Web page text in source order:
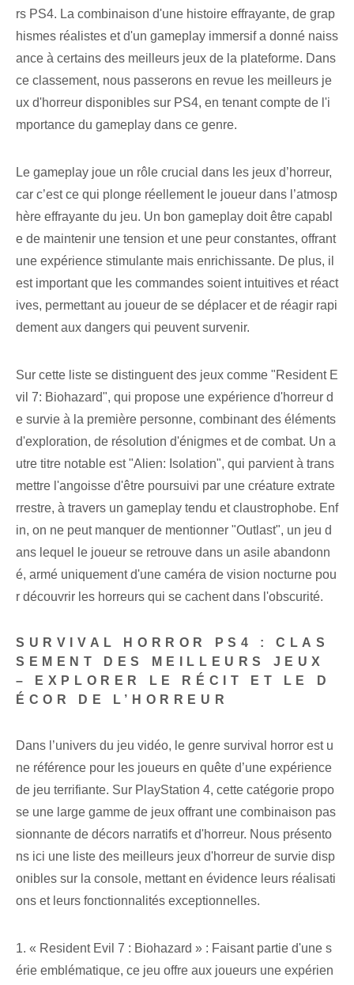
rs PS4. La combinaison d'une histoire effrayante, de grap
hismes réalistes et d'un gameplay immersif a donné naiss
ance à certains des meilleurs jeux de la plateforme. Dans
ce classement, nous passerons en revue les meilleurs je
ux d'horreur disponibles sur PS4, en tenant compte de l'i
mportance du gameplay dans ce genre.
Le gameplay joue un rôle crucial dans les jeux d’horreur,
car c’est ce qui plonge réellement le joueur dans l’atmosp
hère effrayante du jeu. Un bon gameplay doit être capabl
e de maintenir une tension et une peur constantes, offrant
une expérience stimulante mais enrichissante. De plus, il
est important que les commandes soient intuitives et réact
ives, permettant au joueur de se déplacer et de réagir rapi
dement aux dangers qui peuvent survenir.
Sur cette liste se distinguent des jeux comme "Resident E
vil 7: Biohazard", qui propose une expérience d'horreur d
e survie à la première personne, combinant des éléments
d'exploration, de résolution d'énigmes et de combat. Un a
utre titre notable est "Alien: Isolation", qui parvient à trans
mettre l'angoisse d'être poursuivi par une créature extrate
rrestre, à travers un gameplay tendu et claustrophobe. Enf
in, on ne peut manquer de mentionner "Outlast", un jeu d
ans lequel le joueur se retrouve dans un asile abandonn
é, armé uniquement d'une caméra de vision nocturne pou
r découvrir les horreurs qui se cachent dans l'obscurité.
SURVIVAL HORROR PS4 : CLAS
SEMENT DES MEILLEURS JEUX
– EXPLORER LE RÉCIT ET LE D
ÉCOR DE L’HORREUR
Dans l’univers du jeu vidéo, le genre survival horror est u
ne référence pour les joueurs en quête d’une expérience
de jeu terrifiante. Sur PlayStation 4, cette catégorie propo
se une large gamme de jeux offrant une combinaison pas
sionnante de décors narratifs et d'horreur. Nous présento
ns ici une liste des meilleurs jeux d'horreur de survie disp
onibles sur la console, mettant en évidence leurs réalisati
ons et leurs fonctionnalités exceptionnelles.
1. « Resident Evil 7 : Biohazard » : Faisant partie d'une s
érie emblématique, ce jeu offre aux joueurs une expérien